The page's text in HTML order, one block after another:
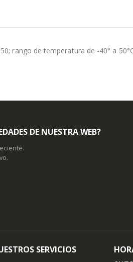
rango de temperatura de -40° a
DE NUESTRA WEB?
SERVICIOS